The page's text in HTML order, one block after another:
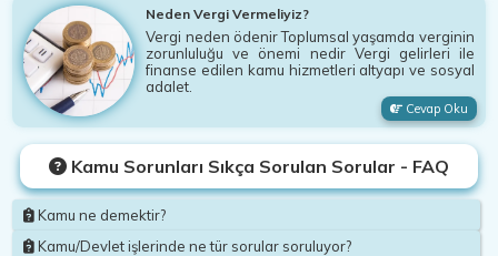
Neden Vergi Vermeliyiz?
Vergi neden ödenir Toplumsal yaşamda verginin
zorunluluğu ve önemi nedir Vergi gelirleri ile
finanse edilen kamu hizmetleri altyapı ve sosyal
adalet.
Cevap Oku
Kamu Sorunları Sıkça Sorulan Sorular - FAQ
Kamu ne demektir?
Kamu/Devlet işlerinde ne tür sorular soruluyor?